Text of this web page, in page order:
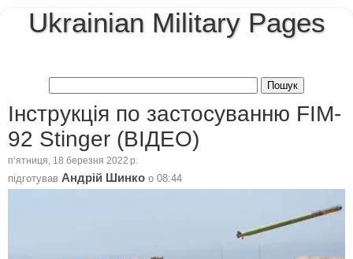
Ukrainian Military Pages
Інструкція по застосуванню FIM-
92 Stinger (ВІДЕО)
пʼятниця, 18 березня 2022 р.
підготував Андрій Шинко о 08:44